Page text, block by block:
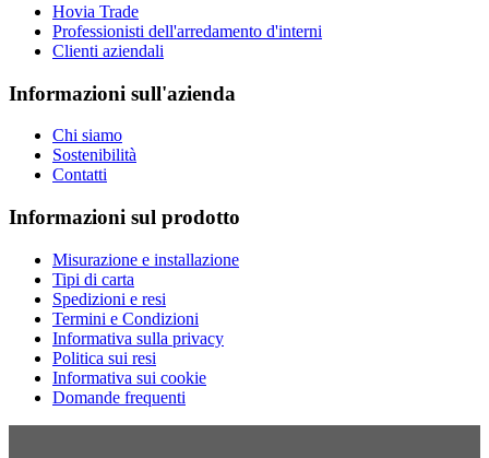
Hovia Trade
Professionisti dell'arredamento d'interni
Clienti aziendali
Informazioni sull'azienda
Chi siamo
Sostenibilità
Contatti
Informazioni sul prodotto
Misurazione e installazione
Tipi di carta
Spedizioni e resi
Termini e Condizioni
Informativa sulla privacy
Politica sui resi
Informativa sui cookie
Domande frequenti